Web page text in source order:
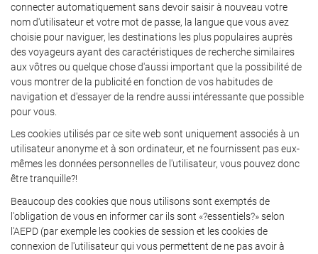
connecter automatiquement sans devoir saisir à nouveau votre
nom d'utilisateur et votre mot de passe, la langue que vous avez
choisie pour naviguer, les destinations les plus populaires auprès
des voyageurs ayant des caractéristiques de recherche similaires
aux vôtres ou quelque chose d'aussi important que la possibilité de
vous montrer de la publicité en fonction de vos habitudes de
navigation et d'essayer de la rendre aussi intéressante que possible
pour vous.
Les cookies utilisés par ce site web sont uniquement associés à un
utilisateur anonyme et à son ordinateur, et ne fournissent pas eux-
mêmes les données personnelles de l'utilisateur, vous pouvez donc
être tranquille?!
Beaucoup des cookies que nous utilisons sont exemptés de
l'obligation de vous en informer car ils sont «?essentiels?» selon
l'AEPD (par exemple les cookies de session et les cookies de
connexion de l'utilisateur qui vous permettent de ne pas avoir à